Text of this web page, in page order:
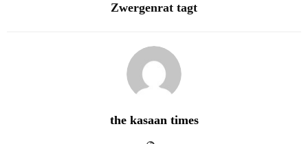
Zwergenrat tagt
the kasaan times